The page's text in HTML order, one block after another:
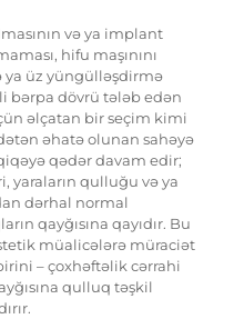
və ya implant
hifu maşınını
ya üz yüngülləşdirmə
bərpa dövrü tələb edən
əlçatan bir seçim kimi
əhatə olunan sahəyə
qədər davam edir;
yaraların qulluğu və ya
dərhal normal
qayğısına qayıdır. Bu
müalicələrə müraciət
– çoxhəftəlik cərrahi
qulluq təşkil